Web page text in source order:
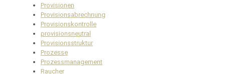
Provisionen
Provisionsabrechnung
Provisionskontrolle
provisionsneutral
Provisionsstruktur
Prozesse
Prozessmanagement
Raucher